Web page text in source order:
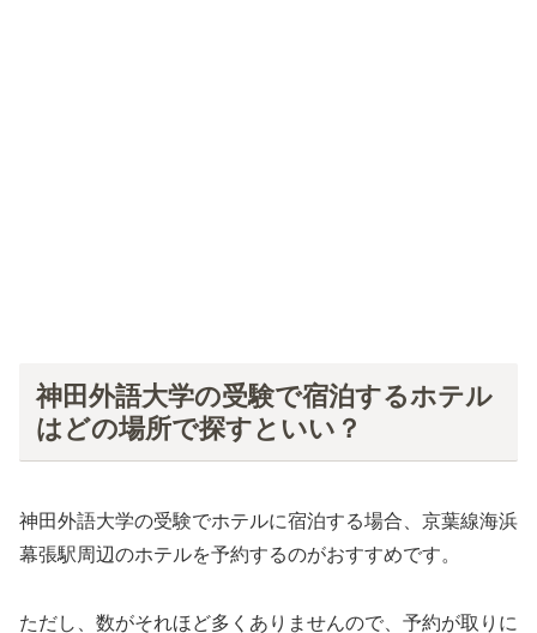
神田外語大学の受験で宿泊するホテル
はどの場所で探すといい？
神田外語大学の受験でホテルに宿泊する場合、京葉線海浜
幕張駅周辺のホテルを予約するのがおすすめです。
ただし、数がそれほど多くありませんので、予約が取りに